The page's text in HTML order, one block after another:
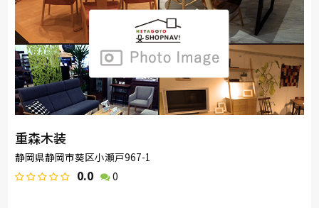
重森木装
静岡県静岡市葵区小瀬戸967-1
0.0 0